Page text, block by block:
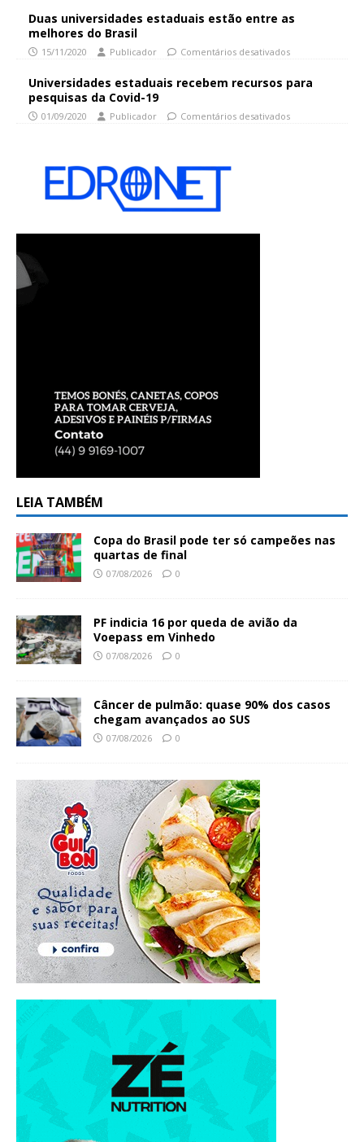
Duas universidades estaduais estão entre as
melhores do Brasil
15/11/2020 Publicador Comentários desativados
Universidades estaduais recebem recursos para
pesquisas da Covid-19
01/09/2020 Publicador Comentários desativados
LEIA TAMBÉM
Copa do Brasil pode ter só campeões nas
quartas de final
07/08/2026 0
PF indicia 16 por queda de avião da
Voepass em Vinhedo
07/08/2026 0
Câncer de pulmão: quase 90% dos casos
chegam avançados ao SUS
07/08/2026 0